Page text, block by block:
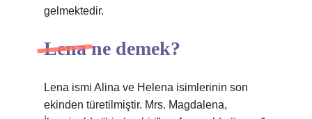
gelmektedir.
Lena ne demek?
Lena ismi Alina ve Helena isimlerinin son
ekinden türetilmiştir. Mrs. Magdalena,